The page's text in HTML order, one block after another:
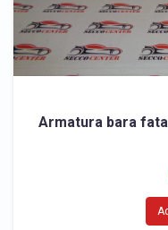
Armatura bara